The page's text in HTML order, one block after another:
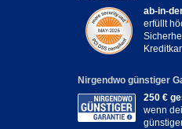
ab-in-
erfüllt
Nirgendwo günstiger
250 €
wenn